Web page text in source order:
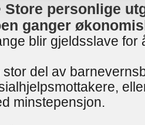
Store personlige
ganger
blir gjeldsslave for
stor del av
minstepensjon.